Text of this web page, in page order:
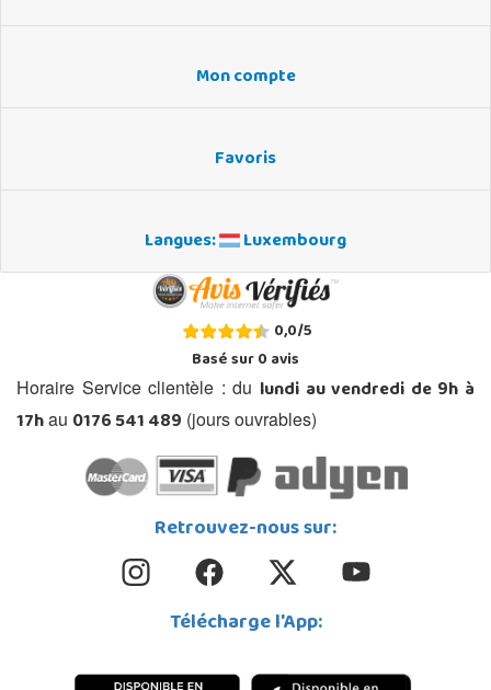
Mon compte
Favoris
Langues: Luxembourg
0,0/5
Basé sur0avis
Horaire Service clientèle : du lundi au vendredi de 9h à
17hau 0176 541 489 (jours ouvrables)
Retrouvez-nous sur:
Télécharge l'App: